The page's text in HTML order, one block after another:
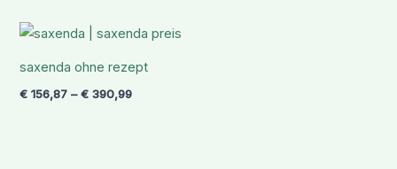
saxenda ohne rezept
€ 156,87 –€ 390,99
Preisspanne:
€ 156,87
€ 390,99